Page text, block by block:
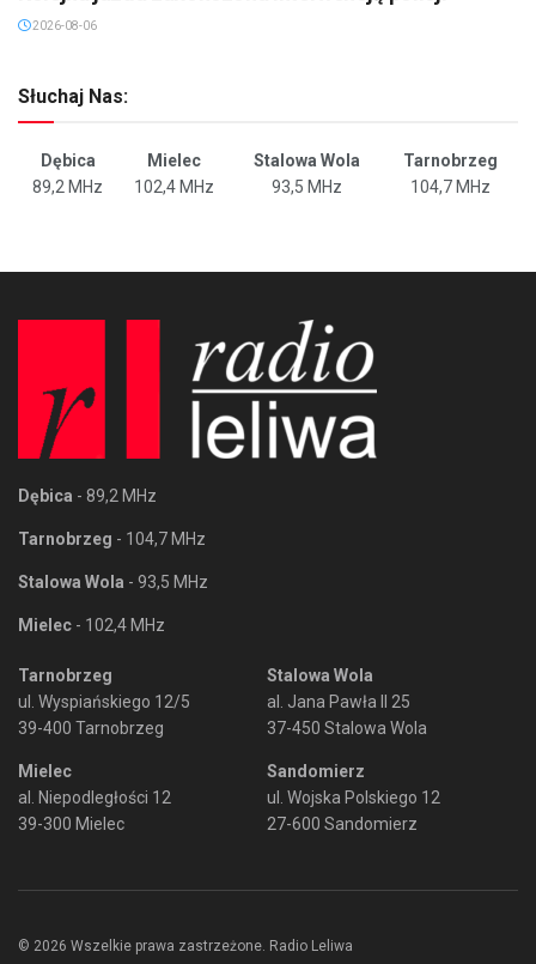
2026-08-06
Słuchaj Nas:
Dębica Mielec Stalowa Wola
Tarnobrzeg
89,2 MHz
102,4 MHz 93,5 MHz 104,7 MHz
Dębica - 89,2 MHz
Tarnobrzeg - 104,7 MHz
Stalowa Wola - 93,5 MHz
Mielec - 102,4 MHz
Tarnobrzeg
ul. Wyspiańskiego 12/5
39-400 Tarnobrzeg
Mielec
al. Niepodległości 12
39-300 Mielec
Stalowa Wola
al. Jana Pawła II 25
37-450 Stalowa Wola
Sandomierz
ul. Wojska Polskiego 12
27-600 Sandomierz
© 2026 Wszelkie prawa zastrzeżone. Radio Leliwa